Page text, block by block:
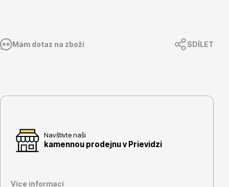
Nářadí, příslušenství
Postřiky, přípravky
Mám dotaz na zboží SDÍLET
Navštivte naši
kamennou prodejnu v Prievidzi
Více informací